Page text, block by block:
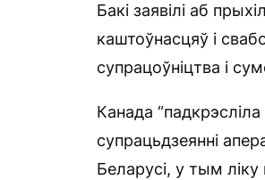
Бакі заявілі аб
каштоўнасцяў і
супрацоўніцтва і
Канада
супрацьдзеянні
Беларусі, у тым